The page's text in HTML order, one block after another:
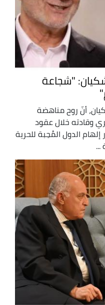
"شجاعة
أنّ روح مناهضة
وقادته خلال عقود
الدول المُحِبة للحرية